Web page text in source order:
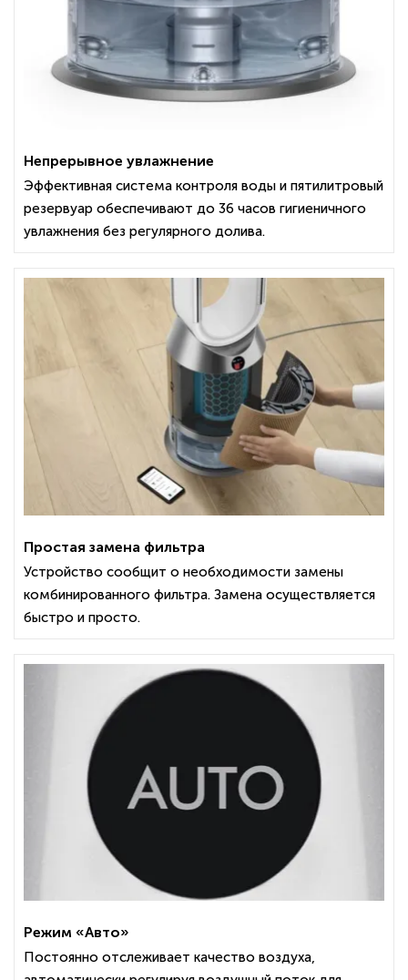
Непрерывное увлажнение
Эффективная система контроля воды и пятилитровый
резервуар обеспечивают до 36 часов гигиеничного
увлажнения без регулярного долива.
Простая замена фильтра
Устройство сообщит о необходимости замены
комбинированного фильтра. Замена осуществляется
быстро и просто.
Режим «Авто»
Постоянно отслеживает качество воздуха,